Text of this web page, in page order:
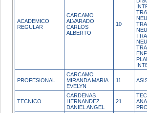
ACADEMICO
REGULAR
CARCAMO
ALVARADO
CARLOS
ALBERTO
10
PROFESIONAL
CARCAMO
MIRANDA MARIA
EVELYN
11
TECNICO
CARDENAS
HERNANDEZ
DANIEL ANGEL
21